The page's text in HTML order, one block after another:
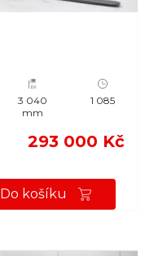
3 040
mm
1 085
293 000 Kč
Do košíku